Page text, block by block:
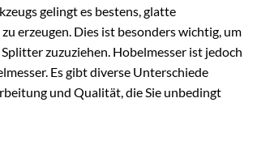
gelingt es bestens, glatte
erzeugen. Dies ist besonders wichtig, um
zuzuziehen. Hobelmesser ist jedoch
Es gibt diverse Unterschiede
und Qualität, die Sie unbedingt